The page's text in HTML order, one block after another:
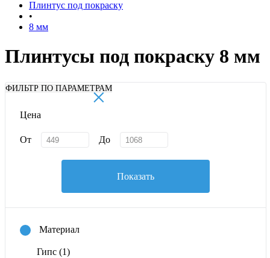
Плинтус под покраску
•
8 мм
Плинтусы под покраску 8 мм
ФИЛЬТР ПО ПАРАМЕТРАМ
×
Цена
От До
Показать
Материал
Гипс (1)